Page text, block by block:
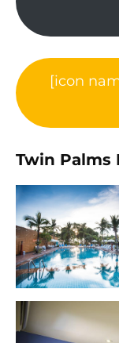
[icon
Twin Palms